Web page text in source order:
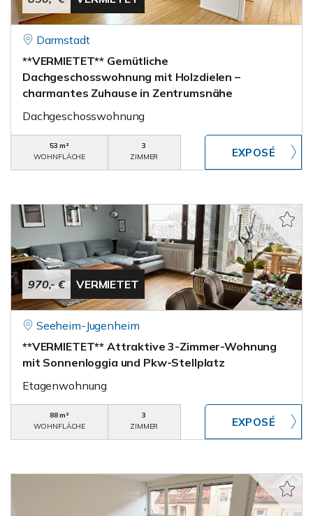
Darmstadt
**VERMIETET** Gemütliche
Dachgeschosswohnung mit Holzdielen –
charmantes Zuhause in Zentrumsnähe
Dachgeschosswohnung
53 m²
WOHNFLÄCHE
3
ZIMMER
970,- € VERMIETET
Seeheim-Jugenheim
**VERMIETET** Attraktive 3-Zimmer-Wohnung
mit Sonnenloggia und Pkw-Stellplatz
Etagenwohnung
88 m²
WOHNFLÄCHE
3
ZIMMER